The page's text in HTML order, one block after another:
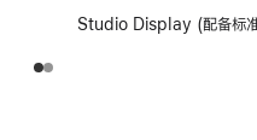
Studio Display (配备标准